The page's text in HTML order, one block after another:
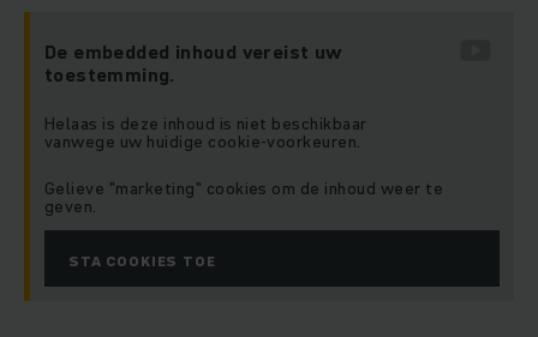
De embedded inhoud vereist uw
toestemming.
Helaas is deze inhoud is niet beschikbaar
vanwege uw huidige cookie-voorkeuren.
Gelieve "marketing" cookies om de inhoud weer te
geven.
STA COOKIES TOE